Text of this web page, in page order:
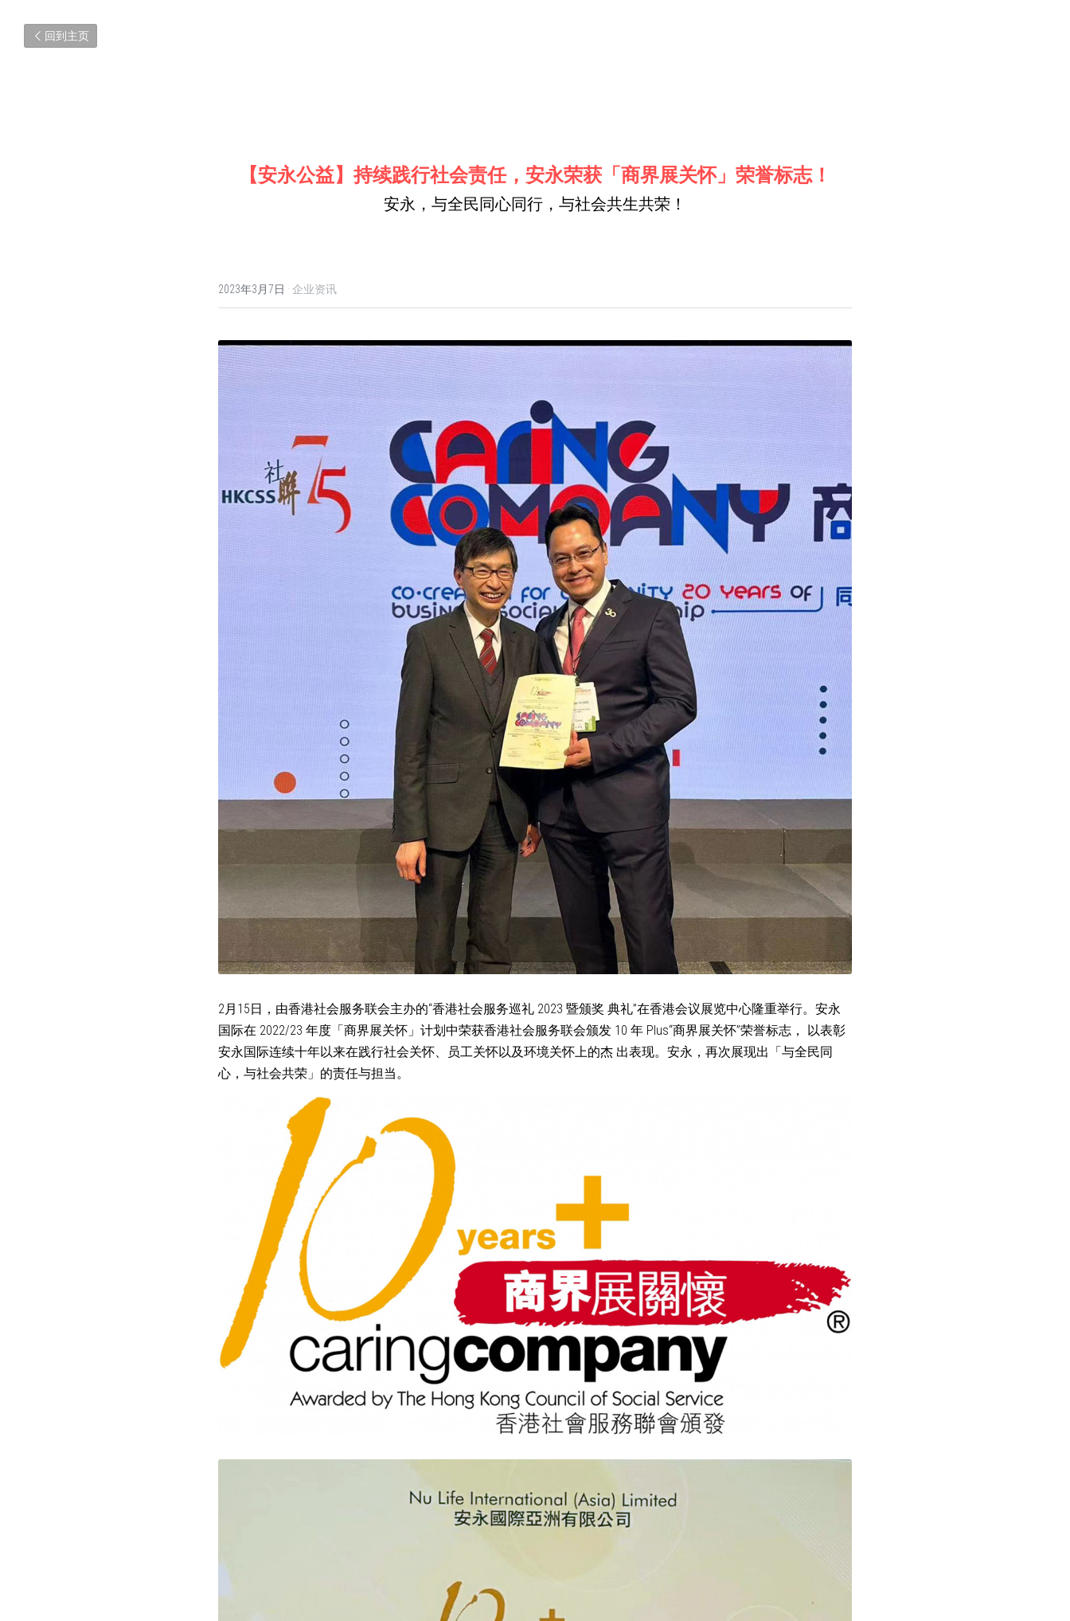
回到主页
【安永公益】持续践行社会责任，安永荣获「商界展关怀」荣誉标志！
安永，与全民同心同行，与社会共生共荣！
2023年3月7日 · 企业资讯
2月15日，由香港社会服务联会主办的“香港社会服务巡礼 2023 暨颁奖 典礼”在香港会议展览中心隆重举行。安永
国际在 2022/23 年度「商界展关怀」计划中荣获香港社会服务联会颁发 10 年 Plus“商界展关怀”荣誉标志， 以表彰
安永国际连续十年以来在践行社会关怀、员工关怀以及环境关怀上的杰 出表现。安永，再次展现出「与全民同
心，与社会共荣」的责任与担当。